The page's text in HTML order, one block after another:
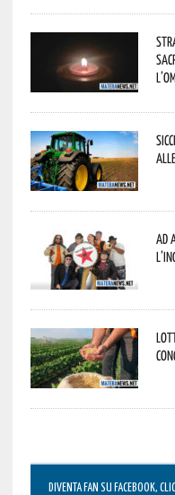
Ad
DIVENTA FAN SU FACEBOOK,